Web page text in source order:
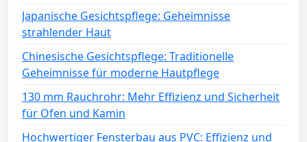
Japanische Gesichtspflege: Geheimnisse
strahlender Haut
Chinesische Gesichtspflege: Traditionelle
Geheimnisse für moderne Hautpflege
130 mm Rauchrohr: Mehr Effizienz und Sicherheit
für Ofen und Kamin
Hochwertiger Fensterbau aus PVC: Effizienz und